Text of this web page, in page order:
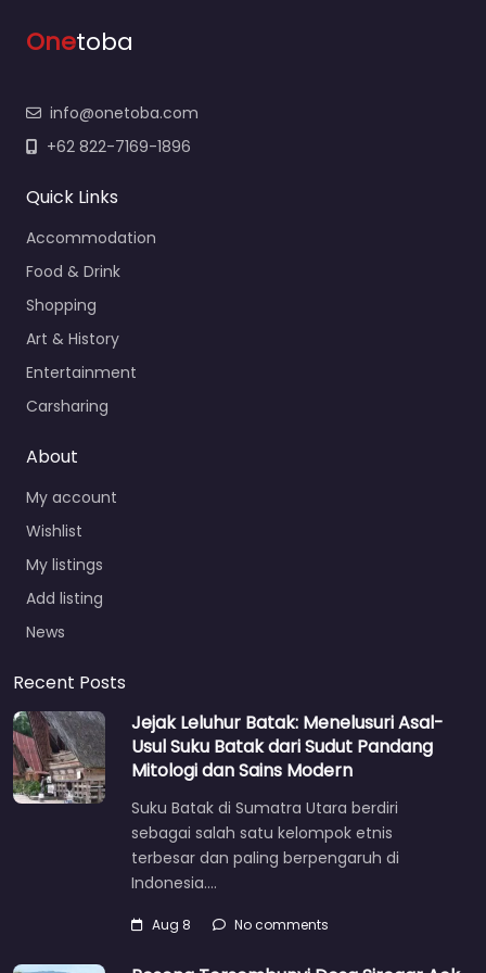
Onetoba
info@onetoba.com
+62 822-7169-1896
Quick Links
Accommodation
Food & Drink
Shopping
Art & History
Entertainment
Carsharing
About
My account
Wishlist
My listings
Add listing
News
Recent Posts
Jejak Leluhur Batak: Menelusuri Asal-
Usul Suku Batak dari Sudut Pandang
Mitologi dan Sains Modern
Suku Batak di Sumatra Utara berdiri
sebagai salah satu kelompok etnis
terbesar dan paling berpengaruh di
Indonesia.…
Aug 8 No comments